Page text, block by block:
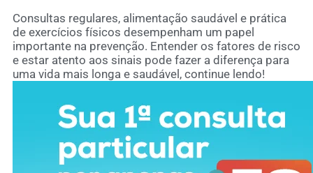
Consultas regulares, alimentação saudável e prática
de exercícios físicos desempenham um papel
importante na prevenção. Entender os fatores de risco
e estar atento aos sinais pode fazer a diferença para
uma vida mais longa e saudável, continue lendo!